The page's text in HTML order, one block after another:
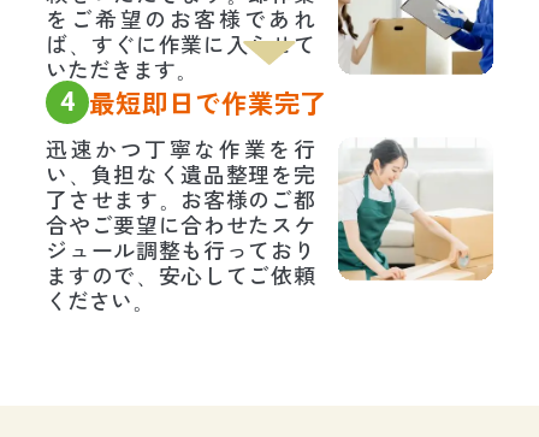
をご希望のお客様であれ
ば、すぐに作業に入らせて
いただきます。
4 最短即日で作業完了
迅速かつ丁寧な作業を行
い、負担なく遺品整理を完
了させます。お客様のご都
合やご要望に合わせたスケ
ジュール調整も行っており
ますので、安心してご依頼
ください。